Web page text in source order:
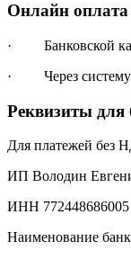
Онлайн
· Банковской
· Через систему
Реквизиты для
Для платежей без
ИП Володин
ИНН 772448686005
Наименование